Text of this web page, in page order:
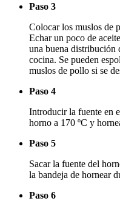
Paso 3
Colocar los muslos de
Echar un poco de
una buena distribución
cocina. Se pueden
muslos de pollo si se
Paso 4
Introducir la fuente en
horno a 170 ºC y
Paso 5
Sacar la fuente del
la bandeja de hornear
Paso 6